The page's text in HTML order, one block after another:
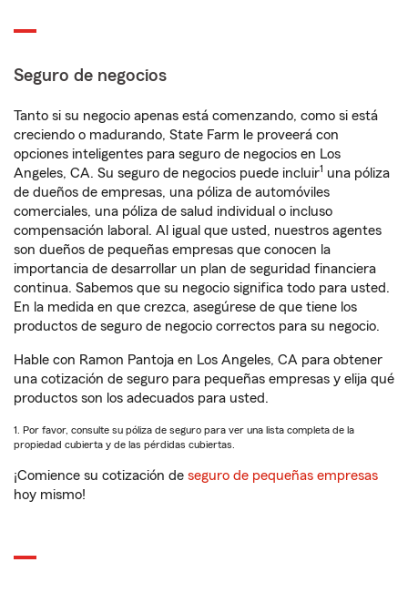
Seguro de negocios
Tanto si su negocio apenas está comenzando, como si está
creciendo o madurando, State Farm le proveerá con
opciones inteligentes para seguro de negocios en Los
Angeles, CA. Su seguro de negocios puede incluir1 una póliza
de dueños de empresas, una póliza de automóviles
comerciales, una póliza de salud individual o incluso
compensación laboral. Al igual que usted, nuestros agentes
son dueños de pequeñas empresas que conocen la
importancia de desarrollar un plan de seguridad financiera
continua. Sabemos que su negocio significa todo para usted.
En la medida en que crezca, asegúrese de que tiene los
productos de seguro de negocio correctos para su negocio.
Hable con Ramon Pantoja en Los Angeles, CA para obtener
una cotización de seguro para pequeñas empresas y elija qué
productos son los adecuados para usted.
1. Por favor, consulte su póliza de seguro para ver una lista completa de la
propiedad cubierta y de las pérdidas cubiertas.
¡Comience su cotización de seguro de pequeñas empresas
hoy mismo!